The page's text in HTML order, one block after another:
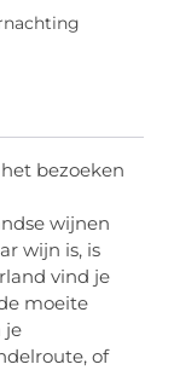
bezoeken
wijnen
wijn is, is
vind je
moeite
je
of